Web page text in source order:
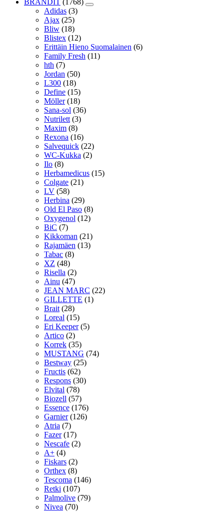
BRÄNDIT (1768)
Adidas (3)
Ajax (25)
Bliw (18)
Blistex (12)
Erittäin Hieno Suomalainen (6)
Family Fresh (11)
hth (7)
Jordan (50)
L300 (18)
Define (15)
Möller (18)
Sana-sol (36)
Nutrilett (3)
Maxim (8)
Rexona (16)
Salvequick (22)
WC-Kukka (2)
Ilo (8)
Herbamedicus (15)
Colgate (21)
LV (58)
Herbina (29)
Old El Paso (8)
Oxygenol (12)
BiC (7)
Kikkoman (21)
Rajamäen (13)
Tabac (8)
XZ (48)
Risella (2)
Ainu (47)
JEAN MARC (22)
GILLETTE (1)
Brait (28)
Loreal (15)
Eri Keeper (5)
Artico (2)
Korrek (35)
MUSTANG (74)
Bestway (25)
Fructis (62)
Respons (30)
Elvital (78)
Biozell (57)
Essence (176)
Garnier (126)
Atria (7)
Fazer (17)
Nescafe (2)
A+ (4)
Fiskars (2)
Orthex (8)
Tescoma (146)
Retki (107)
Palmolive (79)
Nivea (70)